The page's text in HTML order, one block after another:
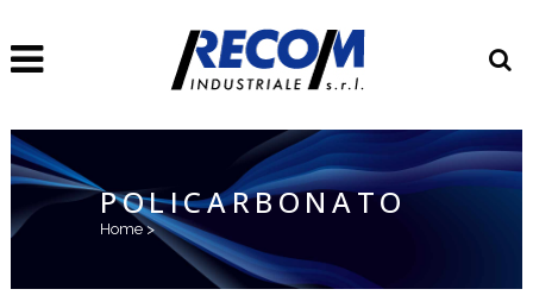
POLICARBONATO
Home>